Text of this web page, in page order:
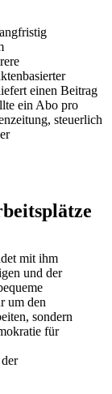
einen Beitrag
ein Abo pro
steuerlich
mit ihm
und der
um den
sondern
für